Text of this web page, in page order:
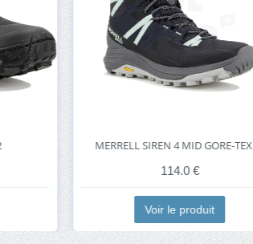
MERRELL SIREN 4 MID GORE-TEX W
114.0 €
Voir le produit